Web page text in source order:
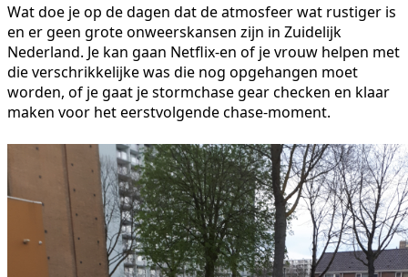
Wat doe je op de dagen dat de atmosfeer wat rustiger is
en er geen grote onweerskansen zijn in Zuidelijk
Nederland. Je kan gaan Netflix-en of je vrouw helpen met
die verschrikkelijke was die nog opgehangen moet
worden, of je gaat je stormchase gear checken en klaar
maken voor het eerstvolgende chase-moment.